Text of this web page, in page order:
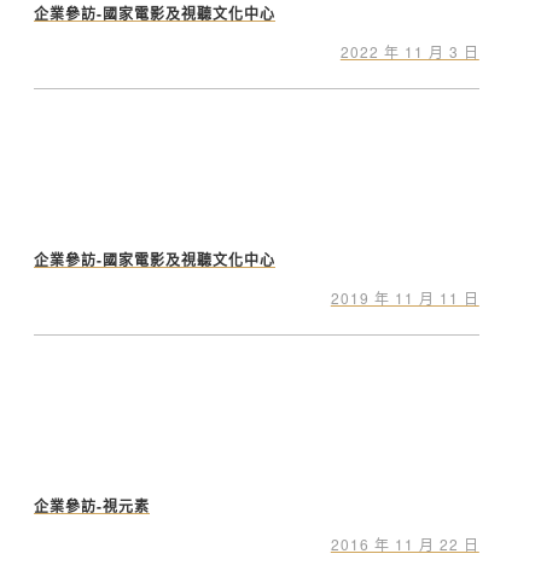
企業參訪-國家電影及視聽文化中心
2022 年 11 月 3 日
企業參訪-國家電影及視聽文化中心
2019 年 11 月 11 日
企業參訪-視元素
2016 年 11 月 22 日